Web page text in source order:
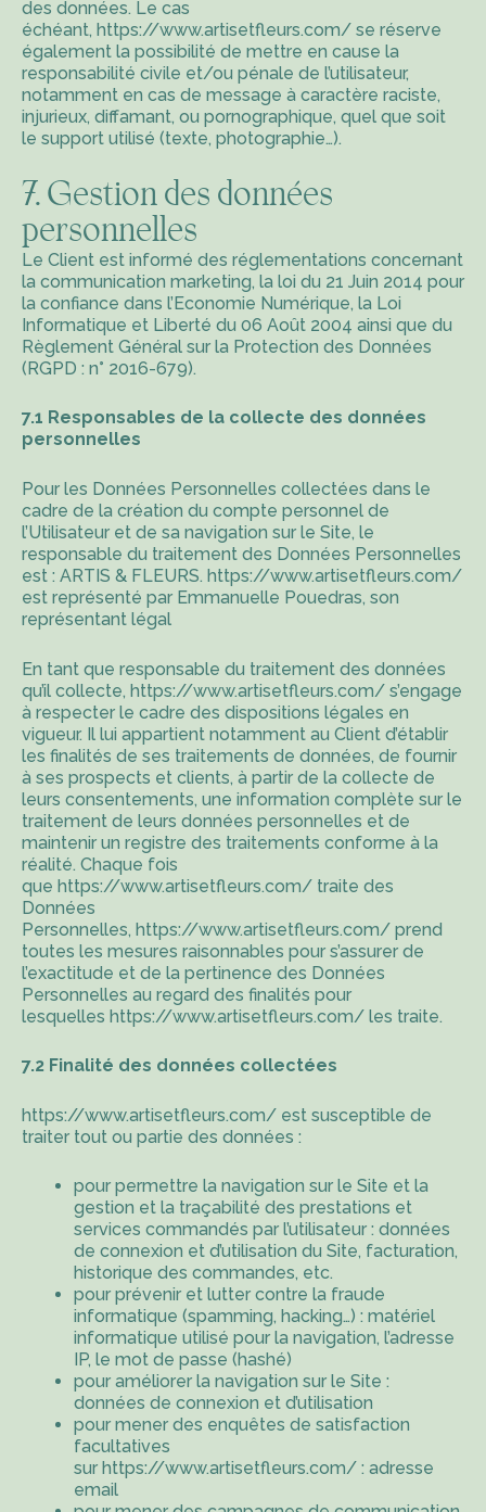
des données. Le cas
échéant, https://www.artisetfleurs.com/ se réserve
également la possibilité de mettre en cause la
responsabilité civile et/ou pénale de l’utilisateur,
notamment en cas de message à caractère raciste,
injurieux, diffamant, ou pornographique, quel que soit
le support utilisé (texte, photographie…).
7. Gestion des données
personnelles
Le Client est informé des réglementations concernant
la communication marketing, la loi du 21 Juin 2014 pour
la confiance dans l’Economie Numérique, la Loi
Informatique et Liberté du 06 Août 2004 ainsi que du
Règlement Général sur la Protection des Données
(RGPD : n° 2016-679).
7.1 Responsables de la collecte des données
personnelles
Pour les Données Personnelles collectées dans le
cadre de la création du compte personnel de
l’Utilisateur et de sa navigation sur le Site, le
responsable du traitement des Données Personnelles
est : ARTIS & FLEURS. https://www.artisetfleurs.com/
est représenté par Emmanuelle Pouedras, son
représentant légal
En tant que responsable du traitement des données
qu’il collecte, https://www.artisetfleurs.com/ s’engage
à respecter le cadre des dispositions légales en
vigueur. Il lui appartient notamment au Client d’établir
les finalités de ses traitements de données, de fournir
à ses prospects et clients, à partir de la collecte de
leurs consentements, une information complète sur le
traitement de leurs données personnelles et de
maintenir un registre des traitements conforme à la
réalité. Chaque fois
que https://www.artisetfleurs.com/ traite des
Données
Personnelles, https://www.artisetfleurs.com/ prend
toutes les mesures raisonnables pour s’assurer de
l’exactitude et de la pertinence des Données
Personnelles au regard des finalités pour
lesquelles https://www.artisetfleurs.com/ les traite.
7.2 Finalité des données collectées
https://www.artisetfleurs.com/ est susceptible de
traiter tout ou partie des données :
pour permettre la navigation sur le Site et la
gestion et la traçabilité des prestations et
services commandés par l’utilisateur : données
de connexion et d’utilisation du Site, facturation,
historique des commandes, etc.
pour prévenir et lutter contre la fraude
informatique (spamming, hacking…) : matériel
informatique utilisé pour la navigation, l’adresse
IP, le mot de passe (hashé)
pour améliorer la navigation sur le Site :
données de connexion et d’utilisation
pour mener des enquêtes de satisfaction
facultatives
sur https://www.artisetfleurs.com/ : adresse
email